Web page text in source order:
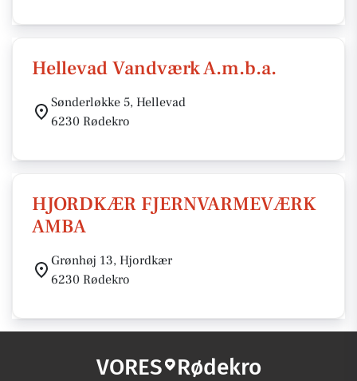
Hellevad Vandværk A.m.b.a.
Sønderløkke 5, Hellevad
6230 Rødekro
HJORDKÆR FJERNVARMEVÆRK
AMBA
Grønhøj 13, Hjordkær
6230 Rødekro
VORES Rødekro